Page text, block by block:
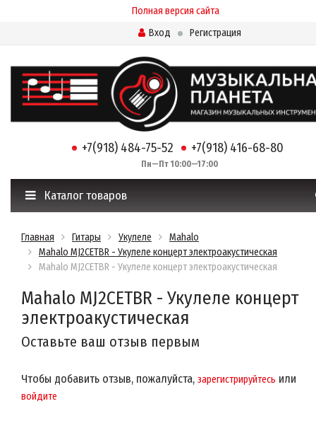
Полная версия сайта
Вход
Регистрация
+7(918) 484-75-52 +7(918) 416-68-80
Пн—Пт 10:00—17:00
Каталог товаров
Главная Гитары Укулеле
Mahalo
Mahalo MJ2CETBR - Укулеле концерт электроакустическая
Mahalo MJ2CETBR - Укулеле концерт электроакустическая
Mahalo MJ2CETBR - Укулеле концерт
электроакустическая
Оставьте ваш отзыв первым
Чтобы добавить отзыв, пожалуйста, зарегистрируйтесь или
войдите